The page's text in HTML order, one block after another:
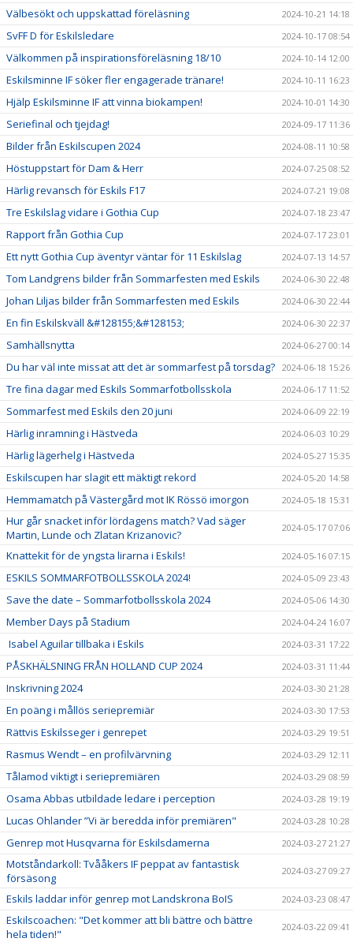
Välbesökt och uppskattad föreläsning 2024-10-21 14:18
SvFF D för Eskilsledare 2024-10-17 08:54
Välkommen på inspirationsföreläsning 18/10 2024-10-14 12:00
Eskilsminne IF söker fler engagerade tränare! 2024-10-11 16:23
Hjälp Eskilsminne IF att vinna biokampen! 2024-10-01 14:30
Seriefinal och tjejdag! 2024-09-17 11:36
Bilder från Eskilscupen 2024 2024-08-11 10:58
Höstuppstart för Dam & Herr 2024-07-25 08:52
Härlig revansch för Eskils F17 2024-07-21 19:08
Tre Eskilslag vidare i Gothia Cup 2024-07-18 23:47
Rapport från Gothia Cup 2024-07-17 23:01
Ett nytt Gothia Cup äventyr väntar för 11 Eskilslag 2024-07-13 14:57
Tom Landgrens bilder från Sommarfesten med Eskils 2024-06-30 22:48
Johan Liljas bilder från Sommarfesten med Eskils 2024-06-30 22:44
En fin Eskilskväll &#128155;&#128153; 2024-06-30 22:37
Samhällsnytta 2024-06-27 00:14
Du har väl inte missat att det är sommarfest på torsdag? 2024-06-18 15:26
Tre fina dagar med Eskils Sommarfotbollsskola 2024-06-17 11:52
Sommarfest med Eskils den 20 juni 2024-06-09 22:19
Härlig inramning i Hästveda 2024-06-03 10:29
Härlig lägerhelg i Hästveda 2024-05-27 15:35
Eskilscupen har slagit ett mäktigt rekord 2024-05-20 14:58
Hemmamatch på Västergård mot IK Rössö imorgon 2024-05-18 15:31
Hur går snacket inför lördagens match? Vad säger
Martin, Lunde och Zlatan Krizanovic?
2024-05-17 07:06
Knattekit för de yngsta lirarna i Eskils! 2024-05-16 07:15
ESKILS SOMMARFOTBOLLSSKOLA 2024! 2024-05-09 23:43
Save the date – Sommarfotbollsskola 2024 2024-05-06 14:30
Member Days på Stadium 2024-04-24 16:07
Isabel Aguilar tillbaka i Eskils 2024-03-31 17:22
PÅSKHÄLSNING FRÅN HOLLAND CUP 2024 2024-03-31 11:44
Inskrivning 2024 2024-03-30 21:28
En poäng i mållös seriepremiär 2024-03-30 17:53
Rättvis Eskilsseger i genrepet 2024-03-29 19:51
Rasmus Wendt – en profilvärvning 2024-03-29 12:11
Tålamod viktigt i seriepremiären 2024-03-29 08:59
Osama Abbas utbildade ledare i perception 2024-03-28 19:19
Lucas Ohlander ”Vi är beredda inför premiären" 2024-03-28 10:28
Genrep mot Husqvarna för Eskilsdamerna 2024-03-27 21:27
Motståndarkoll: Tvååkers IF peppat av fantastisk
försäsong
2024-03-27 09:27
Eskils laddar inför genrep mot Landskrona BoIS 2024-03-23 08:47
Eskilscoachen: "Det kommer att bli bättre och bättre
hela tiden!"
2024-03-22 09:41